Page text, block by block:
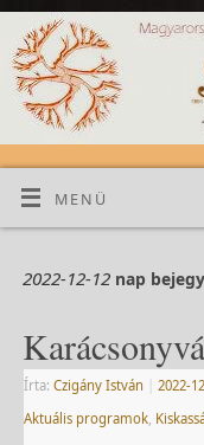
MENÜ
2022-12-12nap
Írta: Czigány István 2022-
Aktuális programok,